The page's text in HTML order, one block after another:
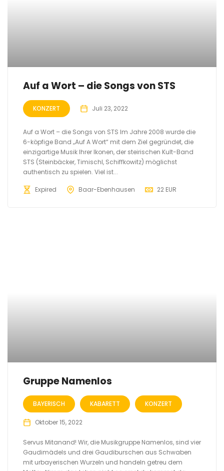
Auf a Wort – die Songs von STS
KONZERT Juli 23, 2022
Auf a Wort – die Songs von STS Im Jahre 2008 wurde die
6-köpfige Band „Auf A Wort“ mit dem Ziel gegründet, die
einzigartige Musik Ihrer Ikonen, der steirischen Kult-Band
STS (Steinbäcker, Timischl, Schiffkowitz) möglichst
authentisch zu spielen. Viel ist...
Expired Baar-Ebenhausen 22 EUR
Gruppe Namenlos
BAYERISCH KABARETT KONZERT
Oktober 15, 2022
Servus Mitanand! Wir, die Musikgruppe Namenlos, sind vier
Gaudimädels und drei Gaudiburschen aus Schwaben
mit urbayerischen Wurzeln und handeln getreu dem